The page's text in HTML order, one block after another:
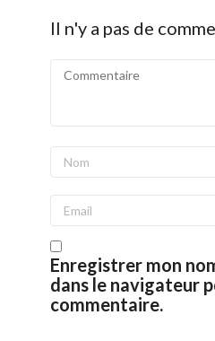
Il n'y a pas de
Enregistrer mon
dans le navigateur
commentaire.